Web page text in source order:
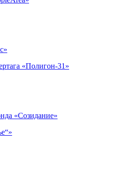
«Полигон-31»
«Созидание»